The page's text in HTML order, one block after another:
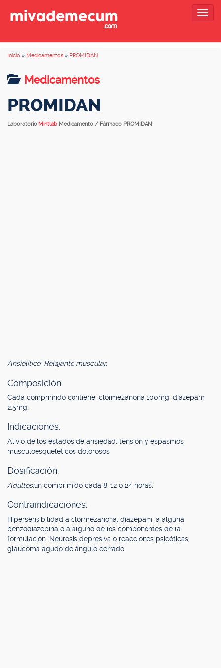
Inicio » Medicamentos » PROMIDAN
Medicamentos
PROMIDAN
Laboratorio Mintlab Medicamento / Fármaco PROMIDAN
Ansiolítico. Relajante muscular.
Composición.
Cada comprimido contiene: clormezanona 100mg, diazepam
2,5mg.
Indicaciones.
Alivio de los estados de ansiedad, tensión y espasmos
musculoesqueléticos dolorosos.
Dosificación.
Adultos:un comprimido cada 8, 12 o 24 horas.
Contraindicaciones.
Hipersensibilidad a clormezanona, diazepam, a alguna
benzodiazepina o a alguno de los componentes de la
formulación. Neurosis depresiva o reacciones psicóticas,
glaucoma agudo de ángulo cerrado.